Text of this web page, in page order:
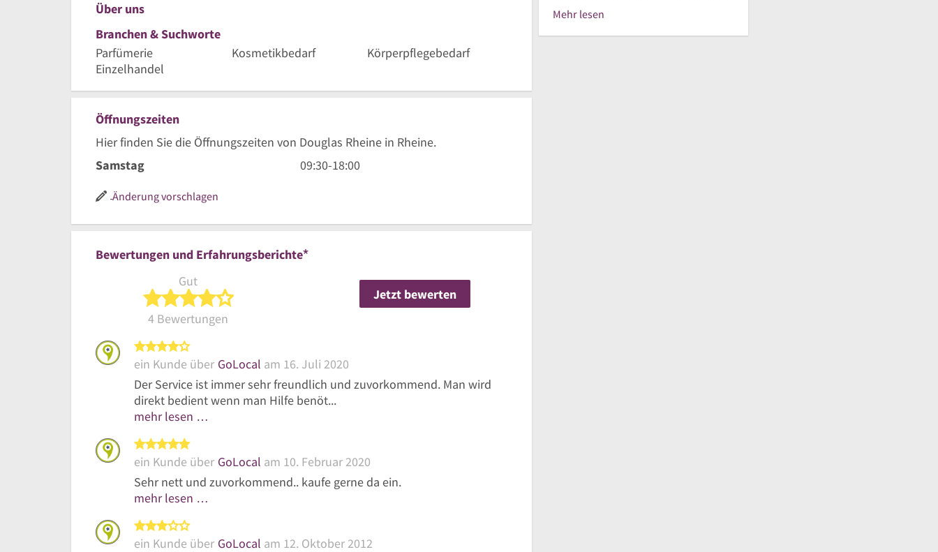
Über uns
Branchen & Suchworte
Parfümerie
Kosmetikbedarf
Körperpflegebedarf
Einzelhandel
Öffnungszeiten
Hier finden Sie die Öffnungszeiten von Douglas Rheine in Rheine.
Samstag
9
18
09:30-18:00
Änderung vorschlagen
Bewertungen und Erfahrungsberichte*
Gut
4 von 5 Sternen
4 Bewertungen
Jetzt bewerten
ein Kunde über GoLocal am 16. Juli 2020
Der Service ist immer sehr freundlich und zuvorkommend. Man wird
direkt bedient wenn man Hilfe benöt...
mehr lesen …
ein Kunde über GoLocal am 10. Februar 2020
Sehr nett und zuvorkommend.. kaufe gerne da ein.
mehr lesen …
ein Kunde über GoLocal am 12. Oktober 2012
Mehr lesen